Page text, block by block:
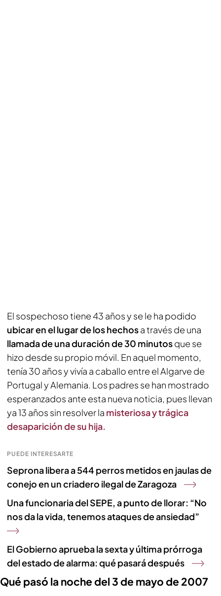
El sospechoso tiene 43 años y se le ha podido
ubicar en el lugar de los hechosa través de una
llamada de una duración de 30 minutosque se
hizo desde su propio móvil. En aquel momento,
tenía 30 años y vivía a caballo entre el Algarve de
Portugal y Alemania. Los padres se han mostrado
esperanzados ante esta nueva noticia, pues llevan
ya 13 años sin resolver la misteriosa y trágica
desaparición de su hija.
PUEDE INTERESARTE
Seprona libera a 544 perros metidos en jaulas de
conejo en un criadero ilegal de Zaragoza
Una funcionaria del SEPE, a punto de llorar: “No
nos da la vida, tenemos ataques de ansiedad”
El Gobierno aprueba la sexta y última prórroga
del estado de alarma: qué pasará después
Qué pasó la noche del 3 de mayo de 2007